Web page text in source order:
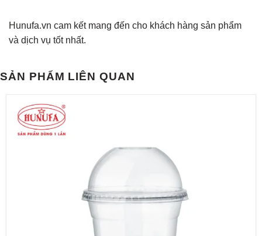
Hunufa.vn cam kết mang đến cho khách hàng sản phẩm
và dịch vụ tốt nhất.
SẢN PHẨM LIÊN QUAN